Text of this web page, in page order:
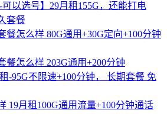
可以选号】29月租155G，还能打电
套餐
餐怎么样 80G通用+30G定向+100分钟
餐怎么样 203G通用+200分钟
-95G不限速+100分钟， 长期套餐 免
19月租100G通用流量+100分钟通话